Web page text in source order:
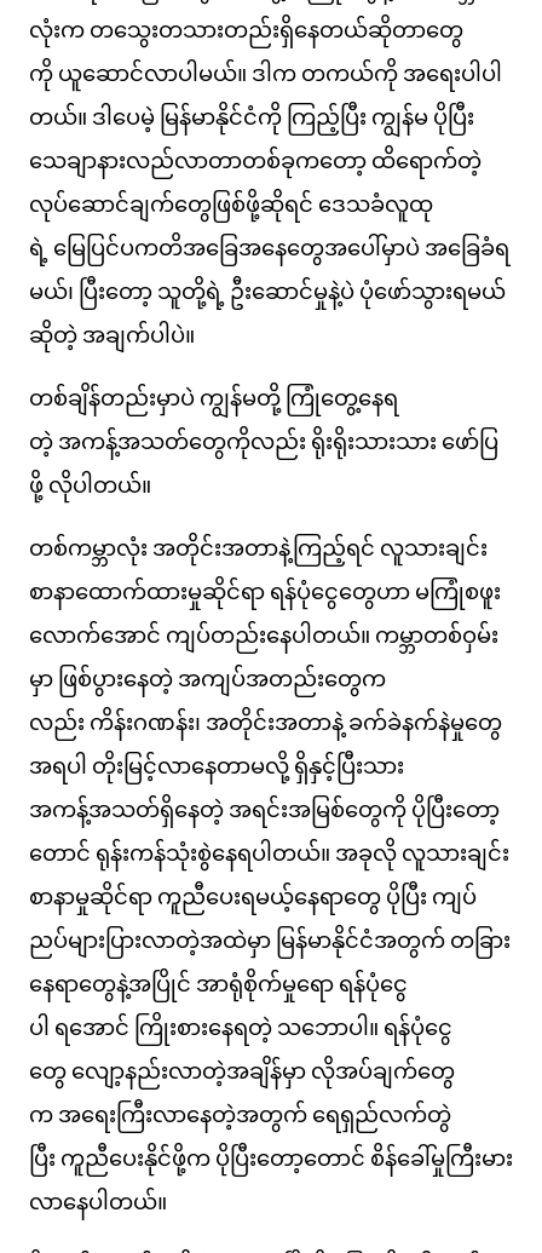
လုံးက တသွေးတသားတည်းရှိနေတယ်ဆိုတာတွေ
ကို ယူဆောင်လာပါမယ်။ ဒါက တကယ်ကို အရေးပါပါ
တယ်။ ဒါပေမဲ့ မြန်မာနိုင်ငံကို ကြည့်ပြီး ကျွန်မ ပိုပြီး
သေချာနားလည်လာတာတစ်ခုကတော့ ထိရောက်တဲ့
လုပ်ဆောင်ချက်တွေဖြစ်ဖို့ဆိုရင် ဒေသခံလူထု
ရဲ့ မြေပြင်ပကတိအခြေအနေတွေအပေါ်မှာပဲ အခြေခံရ
မယ်၊ ပြီးတော့ သူတို့ရဲ့ ဦးဆောင်မှုနဲ့ပဲ ပုံဖော်သွားရမယ်
ဆိုတဲ့ အချက်ပါပဲ။
တစ်ချိန်တည်းမှာပဲ ကျွန်မတို့ ကြုံတွေ့နေရ
တဲ့ အကန့်အသတ်တွေကိုလည်း ရိုးရိုးသားသား ဖော်ပြ
ဖို့ လိုပါတယ်။
တစ်ကမ္ဘာလုံး အတိုင်းအတာနဲ့ကြည့်ရင် လူသားချင်း
စာနာထောက်ထားမှုဆိုင်ရာ ရန်ပုံငွေတွေဟာ မကြုံစဖူး
လောက်အောင် ကျပ်တည်းနေပါတယ်။ ကမ္ဘာတစ်ဝှမ်း
မှာ ဖြစ်ပွားနေတဲ့ အကျပ်အတည်းတွေက
လည်း ကိန်းဂဏန်း၊ အတိုင်းအတာနဲ့ ခက်ခဲနက်နဲမှုတွေ
အရပါ တိုးမြင့်လာနေတာမလို့ ရှိနှင့်ပြီးသား
အကန့်အသတ်ရှိနေတဲ့ အရင်းအမြစ်တွေကို ပိုပြီးတော့
တောင် ရုန်းကန်သုံးစွဲနေရပါတယ်။ အခုလို လူသားချင်း
စာနာမှုဆိုင်ရာ ကူညီပေးရမယ့်နေရာတွေ ပိုပြီး ကျပ်
ညပ်များပြားလာတဲ့အထဲမှာ မြန်မာနိုင်ငံအတွက် တခြား
နေရာတွေနဲ့အပြိုင် အာရုံစိုက်မှုရော ရန်ပုံငွေ
ပါ ရအောင် ကြိုးစားနေရတဲ့ သဘောပါ။ ရန်ပုံငွေ
တွေ လျော့နည်းလာတဲ့အချိန်မှာ လိုအပ်ချက်တွေ
က အရေးကြီးလာနေတဲ့အတွက် ရေရှည်လက်တွဲ
ပြီး ကူညီပေးနိုင်ဖို့က ပိုပြီးတော့တောင် စိန်ခေါ်မှုကြီးမား
လာနေပါတယ်။